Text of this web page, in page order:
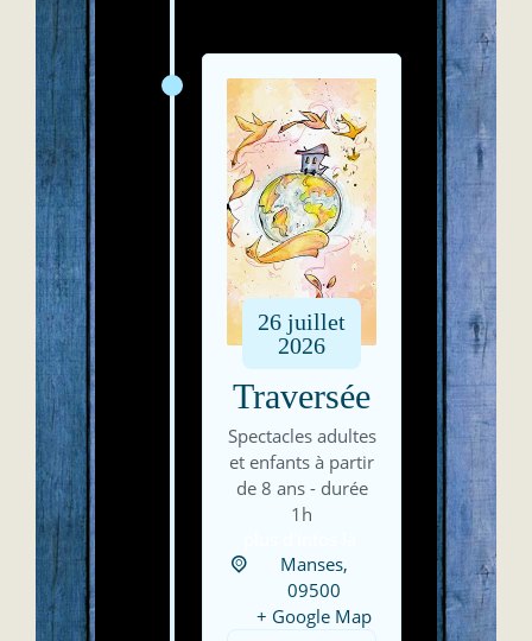
26 juillet
2026
Traversée
Spectacles adultes
et enfants à partir
de 8 ans - durée
1h
Manses,
09500
+ Google Map